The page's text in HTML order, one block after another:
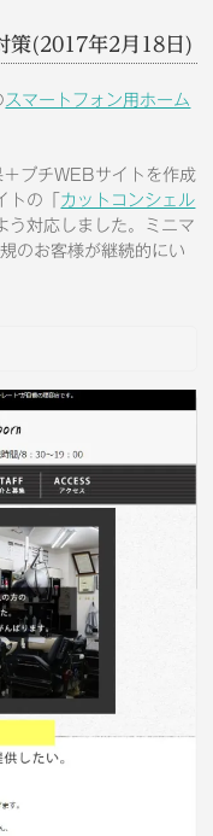
策(2017年2月18日)
スマートフォン用ホーム
プチWEBサイトを作成
の「 カットコンシェル
う対応しました。ミニマ
のお客様が継続的にい